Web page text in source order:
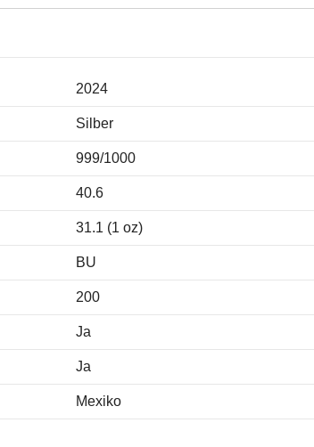
2024
Silber
999/1000
40.6
31.1 (1 oz)
BU
200
Ja
Ja
Mexiko